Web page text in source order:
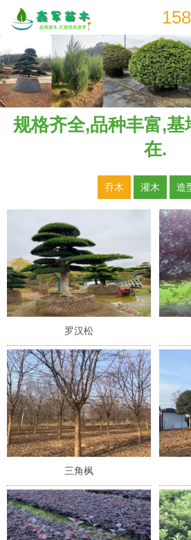
规格齐全,品种丰富,基
在.
乔木 灌木 造
罗汉松
三角枫